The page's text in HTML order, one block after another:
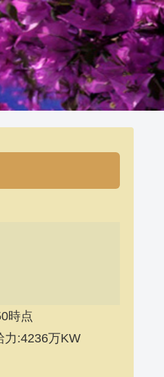
時点
力:4236万KW